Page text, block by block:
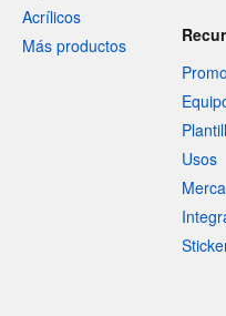
Acrílicos
Más productos
Usos